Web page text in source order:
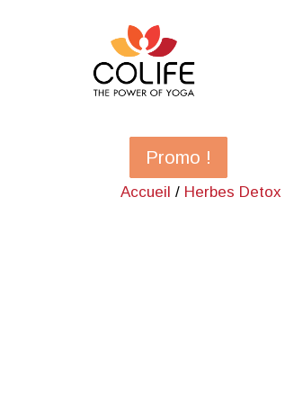
Accueil / Herbes Detox
Promo !
Promo !
Promo !
Promo !